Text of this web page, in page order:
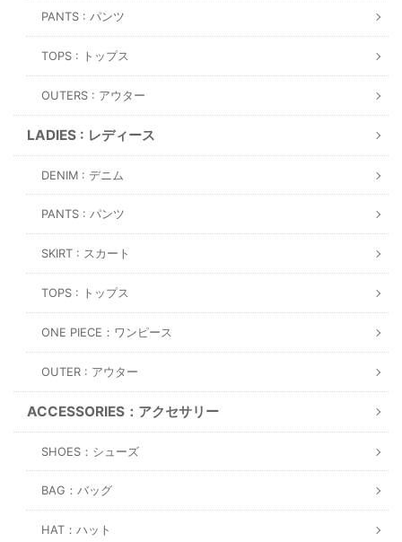
PANTS : パンツ
TOPS : トップス
OUTERS : アウター
LADIES : レディース
DENIM : デニム
PANTS : パンツ
SKIRT : スカート
TOPS : トップス
ONE PIECE：ワンピース
OUTER : アウター
ACCESSORIES：アクセサリー
SHOES：シューズ
BAG：バッグ
HAT：ハット